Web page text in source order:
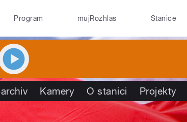
Program mujRozhlas Stanice
Kamery O stanici Projekty